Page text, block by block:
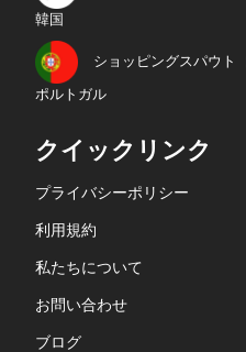
韓国
ショッピングスパウト
ポルトガル
クイックリンク
プライバシーポリシー
利用規約
私たちについて
お問い合わせ
ブログ